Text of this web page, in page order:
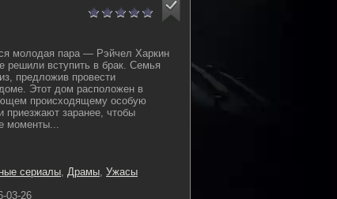
молодая пара — Рэйчел Харкин
решили вступить в брак. Семья
предложив провести
Этот дом расположен в
происходящему особую
заранее, чтобы
моменты...
сериалы, Драмы, Ужасы
03-26